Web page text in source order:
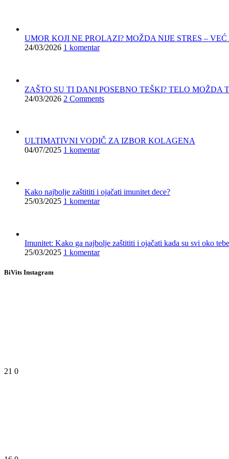
UMOR KOJI NE PROLAZI? MOŽDA NIJE STRES –
24/03/2026 1 komentar
ZAŠTO SU TI DANI POSEBNO TEŠKI? TELO MOŽDA
24/03/2026 2 Comments
ULTIMATIVNI VODIČ ZA IZBOR KOLAGENA
04/07/2025 1 komentar
Kako najbolje zaštititi i ojačati imunitet dece?
25/03/2025 1 komentar
Imunitet: Kako ga najbolje zaštititi i ojačati kada su svi oko
25/03/2025 1 komentar
BiVits Instagram
21 0